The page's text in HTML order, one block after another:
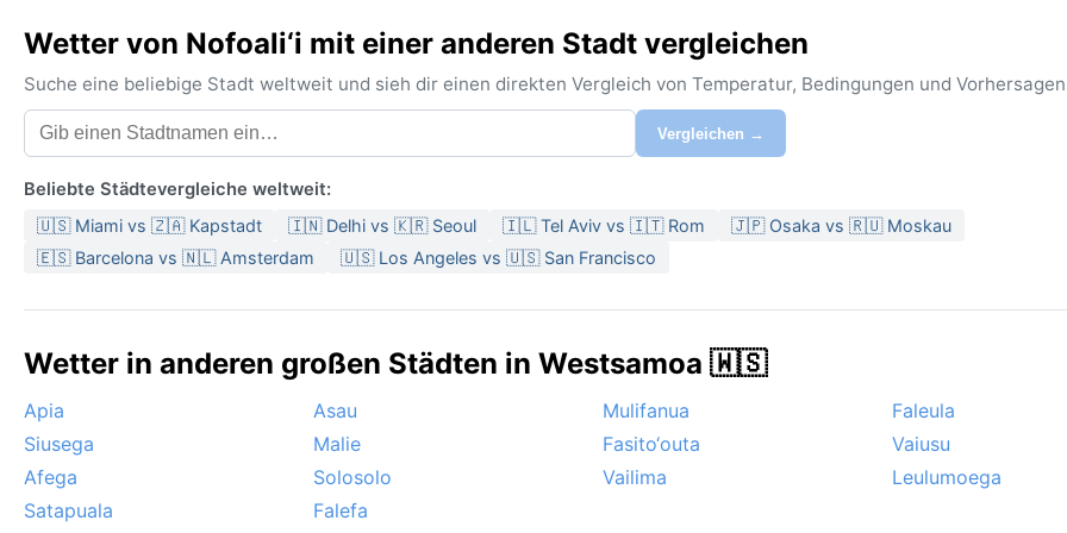
Wetter von Nofoali‘i mit einer anderen Stadt vergleichen
Suche eine beliebige Stadt weltweit und sieh dir einen direkten Vergleich von Temperatur, Bedingungen und
Vergleichen →
Beliebte Städtevergleiche weltweit:
🇺🇸 Miami vs 🇿🇦 Kapstadt 🇮🇳 Delhi vs 🇰🇷 Seoul 🇮🇱 Tel Aviv vs 🇮🇹 Rom
🇯🇵 Osaka vs 🇷🇺 Moskau
🇪🇸 Barcelona vs 🇳🇱 Amsterdam
🇺🇸 Los Angeles vs 🇺🇸 San Francisco
Wetter in anderen großen Städten in Westsamoa 🇼🇸
Apia Asau Mulifanua
Faleula
Siusega
Malie Fasito‘outa
Vaiusu
Afega
Solosolo Vailima
Leulumoega
Satapuala
Falefa